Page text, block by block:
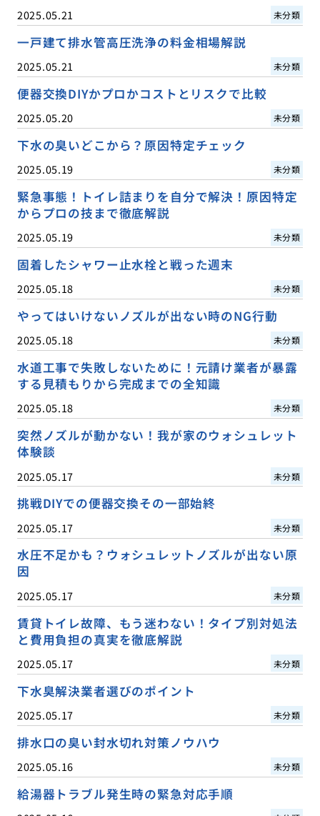
2025.05.21 未分類
一戸建て排水管高圧洗浄の料金相場解説
2025.05.21 未分類
便器交換DIYかプロかコストとリスクで比較
2025.05.20 未分類
下水の臭いどこから？原因特定チェック
2025.05.19 未分類
緊急事態！トイレ詰まりを自分で解決！原因特定
からプロの技まで徹底解説
2025.05.19 未分類
固着したシャワー止水栓と戦った週末
2025.05.18 未分類
やってはいけないノズルが出ない時のNG行動
2025.05.18 未分類
水道工事で失敗しないために！元請け業者が暴露
する見積もりから完成までの全知識
2025.05.18 未分類
突然ノズルが動かない！我が家のウォシュレット
体験談
2025.05.17 未分類
挑戦DIYでの便器交換その一部始終
2025.05.17 未分類
水圧不足かも？ウォシュレットノズルが出ない原
因
2025.05.17 未分類
賃貸トイレ故障、もう迷わない！タイプ別対処法
と費用負担の真実を徹底解説
2025.05.17 未分類
下水臭解決業者選びのポイント
2025.05.17 未分類
排水口の臭い封水切れ対策ノウハウ
2025.05.16 未分類
給湯器トラブル発生時の緊急対応手順